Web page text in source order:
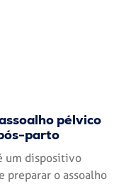
pélvico
parto
um dispositivo
preparar o assoalho